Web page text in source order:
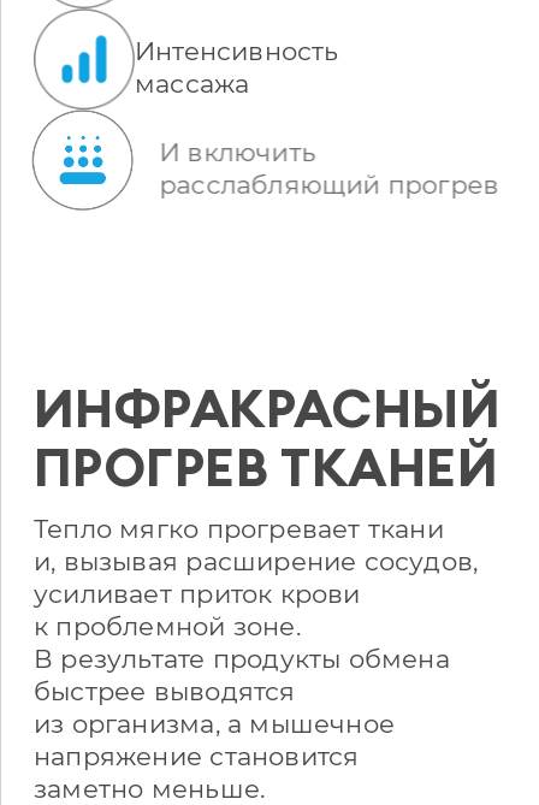
Интенсивность
массажа
И включить
расслабляющий прогрев
ИНФРАКРАСНЫЙ
ПРОГРЕВ ТКАНЕЙ
Тепло мягко прогревает ткани
и, вызывая расширение сосудов,
усиливает приток крови
к проблемной зоне.
В результате продукты обмена
быстрее выводятся
из организма, а мышечное
напряжение становится
заметно меньше.